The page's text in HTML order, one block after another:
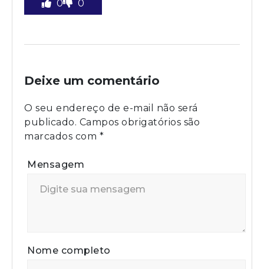
0 0
Deixe um comentário
O seu endereço de e-mail não será
publicado. Campos obrigatórios são
marcados com *
Mensagem
Nome completo